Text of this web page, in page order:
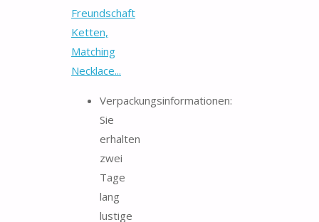
Freundschaft
Ketten,
Matching
Necklace...
Verpackungsinformationen:
Sie
erhalten
zwei
Tage
lang
lustige